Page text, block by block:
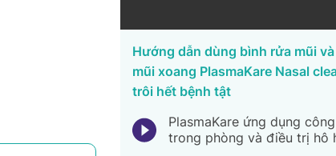
Hướng dẫn dùng bình rửa mũi
mũi xoang PlasmaKare Nasal
trôi hết bệnh tật
PlasmaKare ứng dụng
trong phòng và điều trị hô